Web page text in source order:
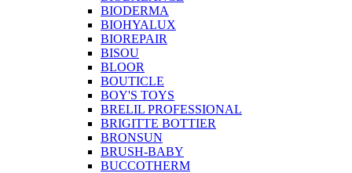
BIODERMA
BIOHYALUX
BIOREPAIR
BISOU
BLOOR
BOUTICLE
BOY'S TOYS
BRELIL PROFESSIONAL
BRIGITTE BOTTIER
BRONSUN
BRUSH-BABY
BUCCOTHERM